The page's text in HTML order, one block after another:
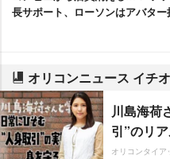
長サポート、ローソンはアバター
オリコンニュース イチ
川島海荷
引”のリ
オリコンタイア